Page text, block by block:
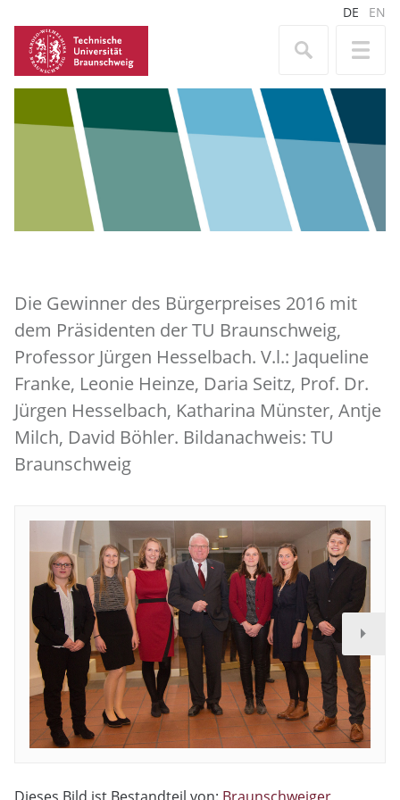
DE EN
Die Gewinner des Bürgerpreises 2016 mit
dem Präsidenten der TU Braunschweig,
Professor Jürgen Hesselbach. V.l.: Jaqueline
Franke, Leonie Heinze, Daria Seitz, Prof. Dr.
Jürgen Hesselbach, Katharina Münster, Antje
Milch, David Böhler. Bildanachweis: TU
Braunschweig